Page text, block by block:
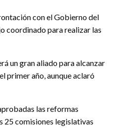
con el Gobierno del
coordinado para realizar las
un gran aliado para alcanzar
primer año, aunque aclaró
las reformas
25 comisiones legislativas